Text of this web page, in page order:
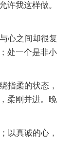
许我这样做。
心之间却很复
处一个是非小
指柔的状态，
柔刚并进。晚
以真诚的心，